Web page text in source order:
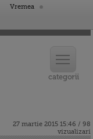
Vremea
27 martie 2015 15:46 / 98
vizualizari